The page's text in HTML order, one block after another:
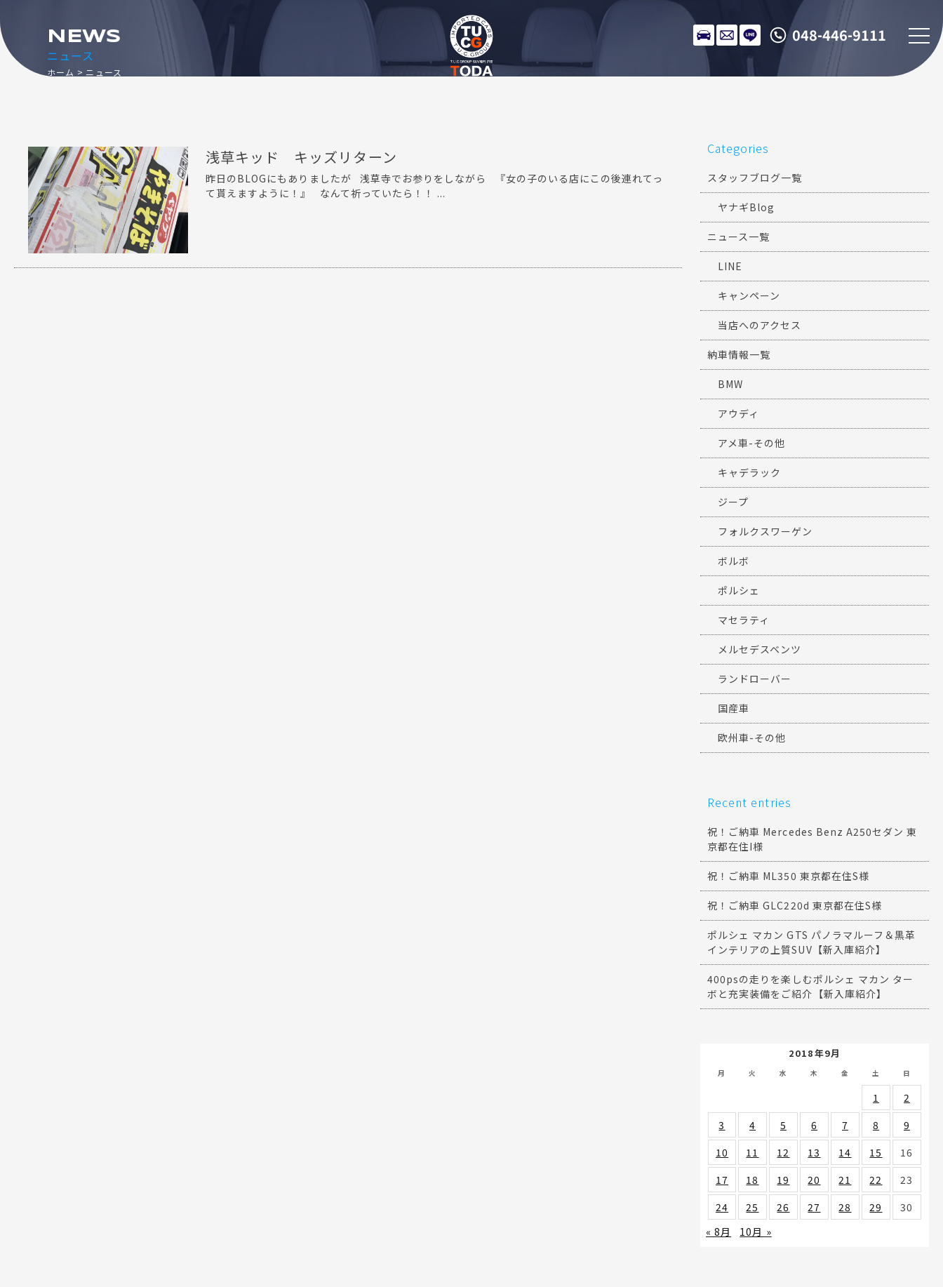
048-446-9111
ニュース
NEWS
ホーム ニュース
浅草キッド キッズリターン
昨日のBLOGにもありましたが 浅草寺でお参りをしながら 『女の子のいる店にこの後連れてっ
て貰えますように！』 なんて祈っていたら！！ ...
Categories
スタッフブログ一覧
ヤナギBlog
ニュース一覧
LINE
キャンペーン
当店へのアクセス
納車情報一覧
BMW
アウディ
アメ車-その他
キャデラック
ジープ
フォルクスワーゲン
ボルボ
ポルシェ
マセラティ
メルセデスベンツ
ランドローバー
国産車
欧州車-その他
Recent entries
祝！ご納車 Mercedes Benz A250セダン 東
京都在住I様
祝！ご納車 ML350 東京都在住S様
祝！ご納車 GLC220d 東京都在住S様
ポルシェ マカン GTS パノラマルーフ＆黒革
インテリアの上質SUV【新入庫紹介】
400psの走りを楽しむポルシェ マカン ター
ボと充実装備をご紹介【新入庫紹介】
2018年9月
月 火 水 木 金 土 日
1
2
3
4 5 6 7 8
9
10
11 12 13 14 15
16
17
18 19 20 21 22
23
24
25 26 27 28 29
30
« 8月
10月 »